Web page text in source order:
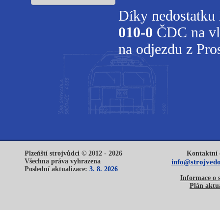
Díky nedostatku
010-0 ČDC na
na odjezdu z
Plzeňští strojvůdci © 2012 - 2026
Všechna práva vyhrazena
Poslední aktualizace: 3. 8. 2026
Kontaktní
Informace o
Plán